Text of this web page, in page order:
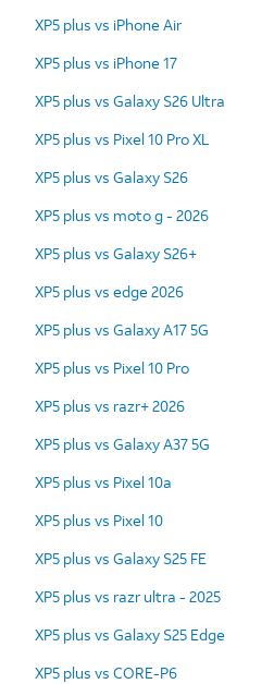
XP5 plus vs iPhone Air
XP5 plus vs iPhone 17
XP5 plus vs Galaxy S26 Ultra
XP5 plus vs Pixel 10 Pro XL
XP5 plus vs Galaxy S26
XP5 plus vs moto g - 2026
XP5 plus vs Galaxy S26+
XP5 plus vs edge 2026
XP5 plus vs Galaxy A17 5G
XP5 plus vs Pixel 10 Pro
XP5 plus vs razr+ 2026
XP5 plus vs Galaxy A37 5G
XP5 plus vs Pixel 10a
XP5 plus vs Pixel 10
XP5 plus vs Galaxy S25 FE
XP5 plus vs razr ultra - 2025
XP5 plus vs Galaxy S25 Edge
XP5 plus vs CORE-P6